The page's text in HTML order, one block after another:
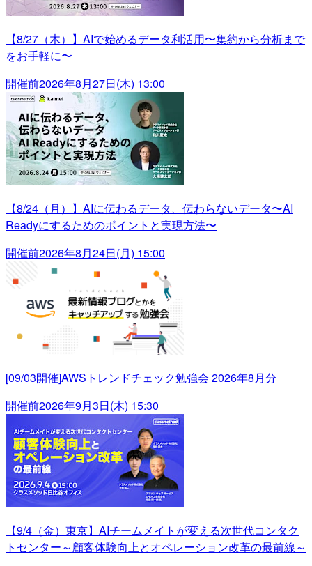
【8/27（木）】AIで始めるデータ利活用〜集約から分析まで
をお手軽に〜
開催前2026年8月27日(木) 13:00
【8/24（月）】AIに伝わるデータ、伝わらないデータ〜AI
Readyにするためのポイントと実現方法〜
開催前2026年8月24日(月) 15:00
[09/03開催]AWSトレンドチェック勉強会 2026年8月分
開催前2026年9月3日(木) 15:30
【9/4（金）東京】AIチームメイトが変える次世代コンタク
トセンター～顧客体験向上とオペレーション改革の最前線～